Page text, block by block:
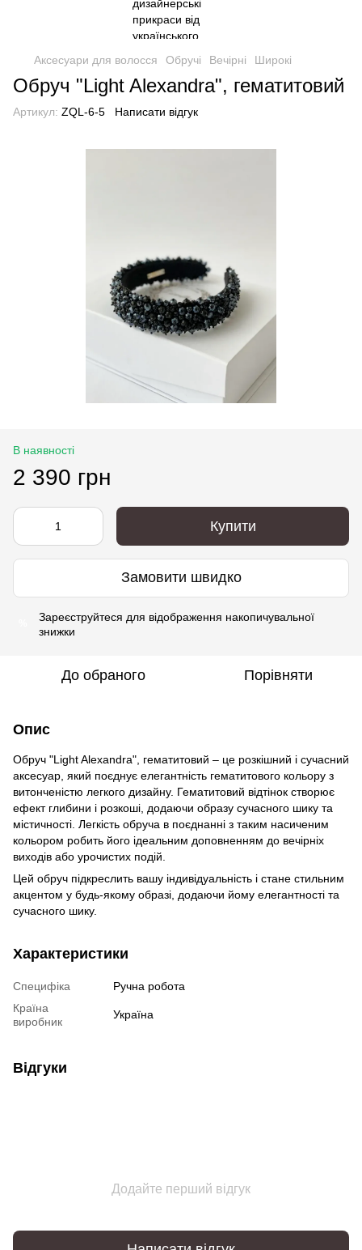
Аксесуари для волосся Обручі Вечірні Широкі
Обруч "Light Alexandra", гематитовий
Артикул: ZQL-6-5 Написати відгук
В наявності
2 390 грн
Купити
Замовити швидко
Зареєструйтеся для відображення накопичувальної
знижки
До обраного Порівняти
Опис
Обруч "Light Alexandra", гематитовий – це розкішний і сучасний
аксесуар, який поєднує елегантність гематитового кольору з
витонченістю легкого дизайну. Гематитовий відтінок створює
ефект глибини і розкоші, додаючи образу сучасного шику та
містичності. Легкість обруча в поєднанні з таким насиченим
кольором робить його ідеальним доповненням до вечірніх
виходів або урочистих подій.
Цей обруч підкреслить вашу індивідуальність і стане стильним
акцентом у будь-якому образі, додаючи йому елегантності та
сучасного шику.
Характеристики
Специфіка
Ручна робота
Країна
виробник
Україна
Відгуки
Додайте перший відгук